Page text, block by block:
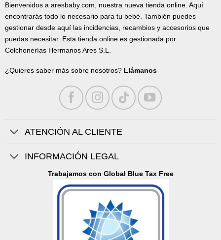
Bienvenidos a aresbaby.com, nuestra nueva tienda online. Aquí
encontrarás todo lo necesario para tu bebé. También puedes
gestionar desde aquí las incidencias, recambios y accesorios que
puedas necesitar. Esta tienda online es gestionada por
Colchonerías Hermanos Ares S.L.
¿Quieres saber más sobre nosotros? Llámanos
ATENCIÓN AL CLIENTE
INFORMACIÓN LEGAL
Trabajamos con Global Blue Tax Free